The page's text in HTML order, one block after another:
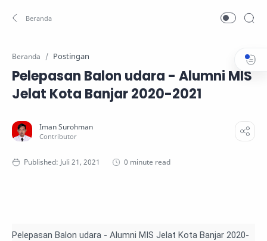
Beranda Postingan
Pelepasan Balon udara - Alumni MIS
Jelat Kota Banjar 2020-2021
0 minute read
Pelepasan Balon udara - Alumni MIS Jelat Kota Banjar 2020-